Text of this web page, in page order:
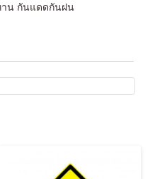
น กันแดดกันฝน